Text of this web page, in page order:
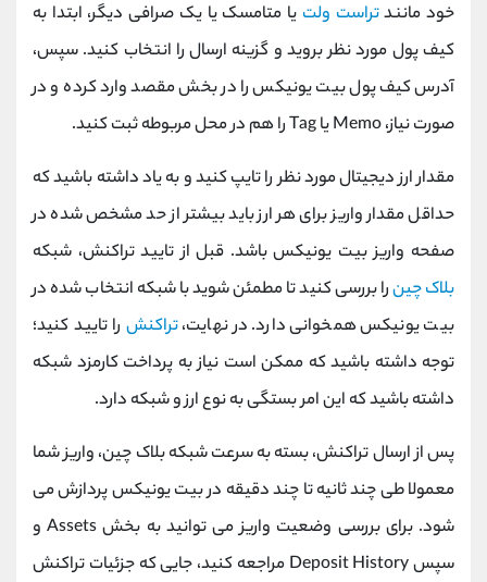
خود مانندتراست ولت یا متامسک یا یک صرافی دیگر، ابتدا به
کیف پول مورد نظر بروید و گزینه ارسال را انتخاب کنید. سپس،
آدرس کیف پول بیت یونیکس را در بخش مقصد وارد کرده و در
صورت نیاز، Memo یا Tag را هم در محل مربوطه ثبت کنید.
مقدار ارز دیجیتال مورد نظر را تایپ کنید و به یاد داشته باشید که
حداقل مقدار واریز برای هر ارز باید بیشتر از حد مشخص شده در
صفحه واریز بیت یونیکس باشد. قبل از تایید تراکنش، شبکه
بلاک ‌چینرا بررسی کنید تا مطمئن شوید با شبکه انتخاب ‌شده در
بیت یونیکس همخوانی دارد. در نهایت،تراکنش را تایید کنید؛
توجه داشته باشید که ممکن است نیاز به پرداخت کارمزد شبکه
داشته باشید که این امر بستگی به نوع ارز و شبکه دارد.
پس از ارسال تراکنش، بسته به سرعت شبکه بلاک ‌چین، واریز شما
معمولا طی چند ثانیه تا چند دقیقه در بیت ‌یونیکس پردازش می
‌شود. برای بررسی وضعیت واریز می ‌توانید به بخش Assets و
سپس Deposit History مراجعه کنید، جایی که جزئیات تراکنش